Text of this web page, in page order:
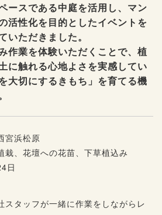
ースである中庭を活用し、マン
活性化を目的としたイベントを
いただきました。
作業を体験いただくことで、植
に触れる心地よさを実感してい
大切にするきもち」を育てる機
宮浜松原
栽、花壇への花苗、下草植込み
日
スタッフが一緒に作業をしながらレ